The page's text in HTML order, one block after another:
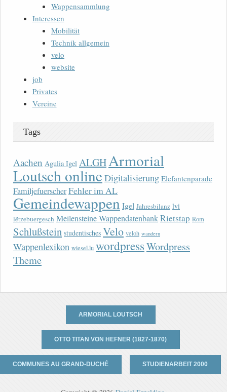
Wappensammlung
Interessen
Mobilität
Technik allgemein
velo
website
job
Privates
Vereine
Tags
Aachen Agulia Igel ALGHArmorial
Loutsch onlineDigitalisierung Elefantenparade
FamiljefuerscherFehler im AL
Gemeindewappen Igel Jahresbilanz lvi
lëtzebuergesch Meilensteine WappendatenbankRietstap Rom
Schlußstein studentisches Velo veloh wandern
Wappenlexikon wiesel.lu wordpressWordpress
Theme
ARMORIAL LOUTSCH
OTTO TITAN VON HEFNER (1827-1870)
COMMUNES AU GRAND-DUCHÉ STUDIENARBEIT 2000